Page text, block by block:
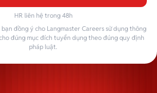
HR liên hệ trong 48h
đồng ý cho Langmaster Careers sử dụng thông
đúng mục đích tuyển dụng theo đúng quy định
pháp luật.